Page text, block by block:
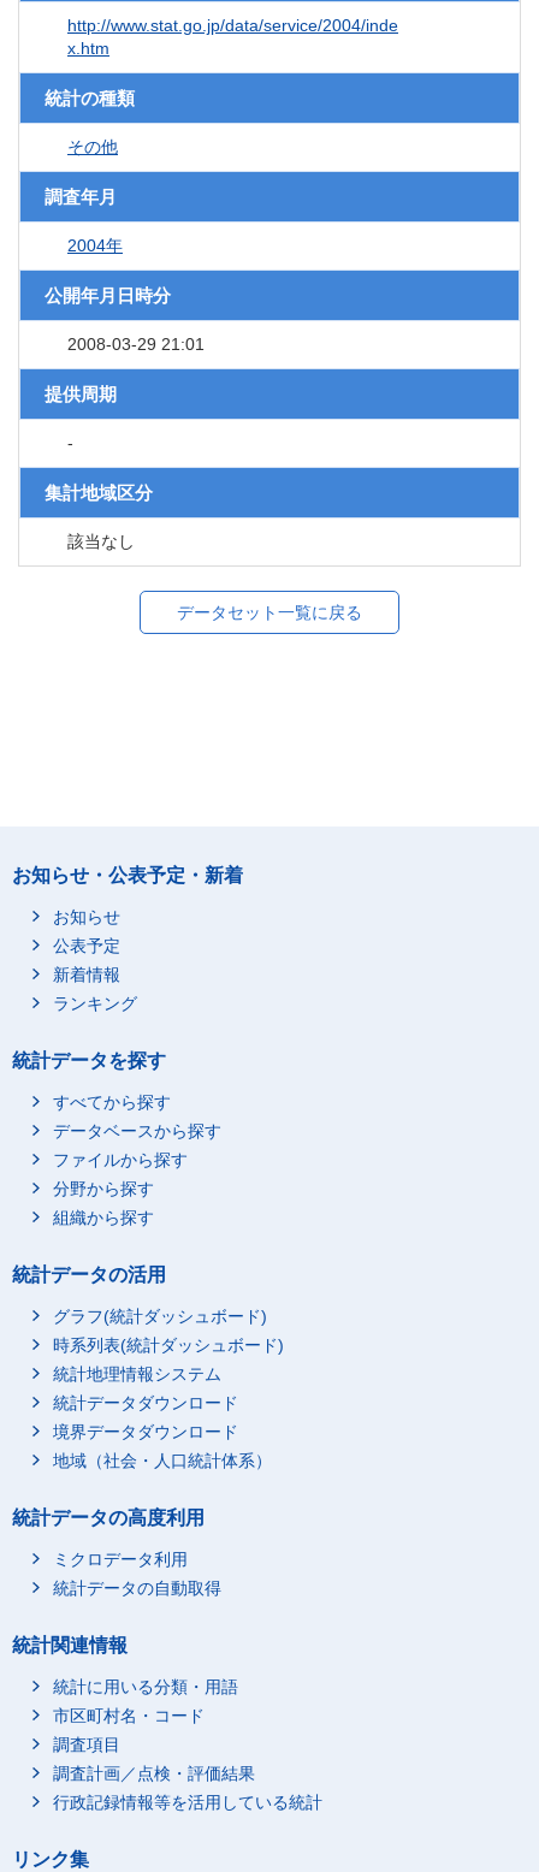
http://www.stat.go.jp/data/service/2004/inde
x.htm
統計の種類
その他
調査年月
2004年
公開年月日時分
2008-03-29 21:01
提供周期
-
集計地域区分
該当なし
データセット一覧に戻る
お知らせ・公表予定・新着
お知らせ
公表予定
新着情報
ランキング
統計データを探す
すべてから探す
データベースから探す
ファイルから探す
分野から探す
組織から探す
統計データの活用
グラフ(統計ダッシュボード)
時系列表(統計ダッシュボード)
統計地理情報システム
統計データダウンロード
境界データダウンロード
地域（社会・人口統計体系）
統計データの高度利用
ミクロデータ利用
統計データの自動取得
統計関連情報
統計に用いる分類・用語
市区町村名・コード
調査項目
調査計画／点検・評価結果
行政記録情報等を活用している統計
リンク集